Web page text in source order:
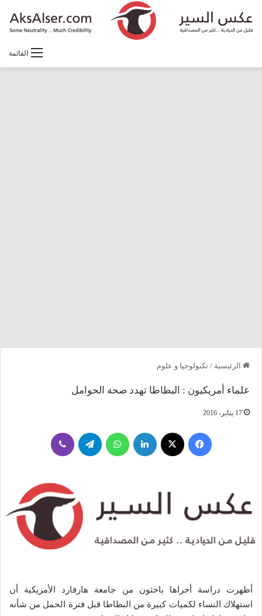
القائمة
الرئيسية / تكنولوجيا و علوم
علماء أمريكيون : البطاطا تهدد صحة الحوامل
17 يناير، 2016
فيسبوك لينكدإن واتساب تيلقرام
أظهرت دراسة أجراها باحثون من جامعة هارفارد الأمريكية أن
استهلاك النساء لكميات كبيرة من البطاطا قبل فترة الحمل من شأنه